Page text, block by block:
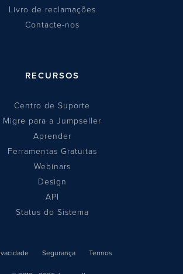
Livro de reclamações
Contacte-nos
RECURSOS
Centro de Suporte
Migre para a Jumpseller
Aprender
Ferramentas Gratuitas
Webinars
Design
API
Status do Sistema
Segurança Termos